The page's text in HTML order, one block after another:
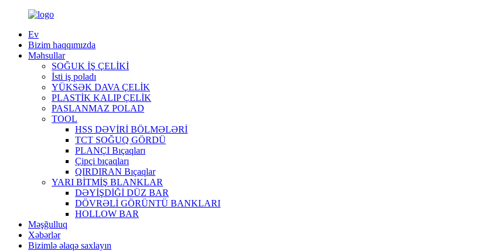
Ev
Bizim haqqımızda
Məhsullar
SOĞUK İŞ ÇELİKİ
İsti iş poladı
YÜKSƏK DAVA ÇELİK
PLASTİK KALIP ÇELİK
PASLANMAZ POLAD
TOOL
HSS DƏVİRİ BÖLMƏLƏRİ
TCT SOĞUQ GÖRDÜ
PLANÇI Bıçaqları
Çipçi bıçaqları
QIRDIRAN Bıçaqlar
YARI BİTMİŞ BLANKLAR
DƏYİŞDİĞİ DÜZ BAR
DÖVRƏLİ GÖRÜNTÜ BANKLARI
HOLLOW BAR
Məşğulluq
Xəbərlər
Bizimlə əlaqə saxlayın